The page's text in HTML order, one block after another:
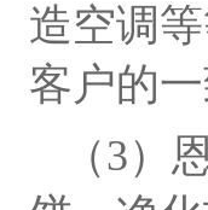
造空调
客户的
（3）